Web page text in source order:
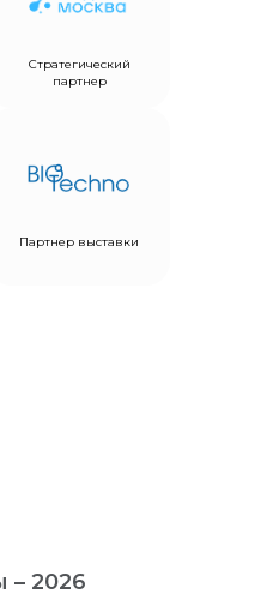
Стратегический
партнер
Партнер выставки
2026